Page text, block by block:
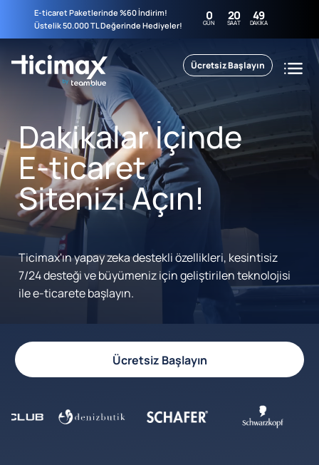
E-ticaret Paketlerinde %60 İndirim!
Üstelik 50.000 TL Değerinde Hediyeler!
0
GÜN 20
SAAT 49
DAKIKA
Ücretsiz Başlayın
Dakikalar İçinde
E-ticaret
Sitenizi Açın!
Ticimax'ın yapay zeka destekli özellikleri, kesintisiz
7/24 desteği ve büyümeniz için geliştirilen teknolojisi
ile e-ticarete başlayın.
Ücretsiz Başlayın